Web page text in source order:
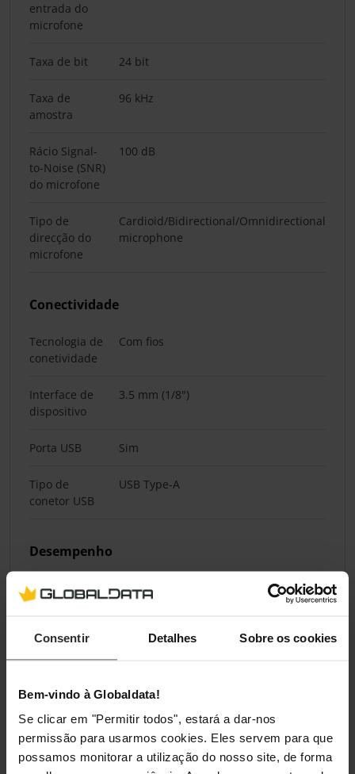
Consentir Detalhes Sobre os cookies
Bem-vindo à Globaldata!
Se clicar em "Permitir todos", estará a dar-nos
permissão para usarmos cookies. Eles servem para que
possamos monitorar a utilização do nosso site, de forma
entrada do
microfone
Taxa de bit 24 bit
Taxa de
amostra
96 kHz
Rácio Signal-
to-Noise (SNR)
do microfone
100 dB
Tipo de
direcção do
microfone
Cardioid/Bidirectional/Omnidirectional
microphone
Conectividade
Tecnologia de
conetividade
Com fios
Interface de
dispositivo
3.5 mm (1/8")
Porta USB Sim
Tipo de
conetor USB
USB Type-A
Desempenho
Cor do
produto
Preto
LED backlight
do cabo
Gestão de energia